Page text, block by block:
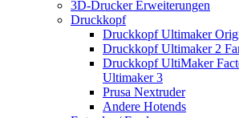
3D-Drucker Erweiterungen
Druckkopf
Druckkopf Ultimaker
Druckkopf Ultimaker 2
Druckkopf UltiMaker
Ultimaker 3
Prusa Nextruder
Andere Hotends